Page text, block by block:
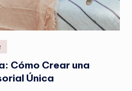
Cómo Crear una
Única